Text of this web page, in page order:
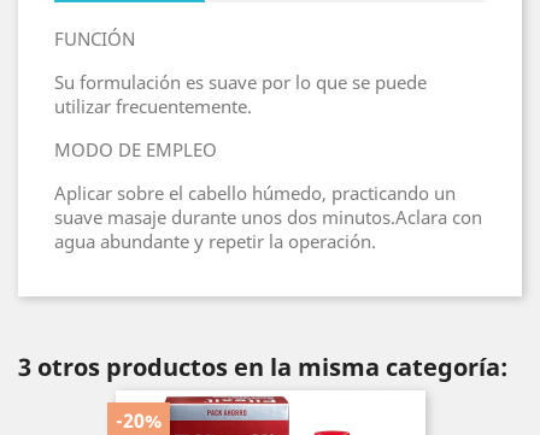
FUNCIÓN
Su formulación es suave por lo que se puede
utilizar frecuentemente.
MODO DE EMPLEO
Aplicar sobre el cabello húmedo, practicando un
suave masaje durante unos dos minutos.Aclara con
agua abundante y repetir la operación.
3 otros productos en la misma categoría:
-20%